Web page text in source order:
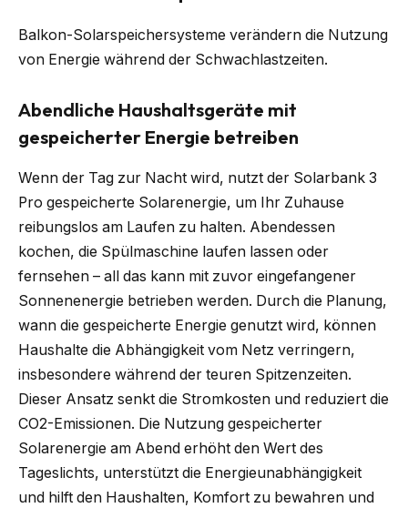
Balkon-Solarspeichersysteme verändern die Nutzung
von Energie während der Schwachlastzeiten.
Abendliche Haushaltsgeräte mit
gespeicherter Energie betreiben
Wenn der Tag zur Nacht wird, nutzt der Solarbank 3
Pro gespeicherte Solarenergie, um Ihr Zuhause
reibungslos am Laufen zu halten. Abendessen
kochen, die Spülmaschine laufen lassen oder
fernsehen – all das kann mit zuvor eingefangener
Sonnenenergie betrieben werden. Durch die Planung,
wann die gespeicherte Energie genutzt wird, können
Haushalte die Abhängigkeit vom Netz verringern,
insbesondere während der teuren Spitzenzeiten.
Dieser Ansatz senkt die Stromkosten und reduziert die
CO2-Emissionen. Die Nutzung gespeicherter
Solarenergie am Abend erhöht den Wert des
Tageslichts, unterstützt die Energieunabhängigkeit
und hilft den Haushalten, Komfort zu bewahren und